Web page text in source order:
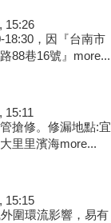
15:26
18:30，因『台南市
88巷16號』 more...
15:11
搶修。修漏地點:宜
里里濱海more...
15:15
圍環流影響，易有